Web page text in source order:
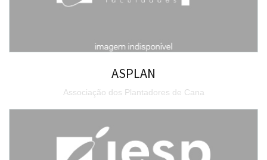
ASPLAN
Associação dos Plantadores de Cana